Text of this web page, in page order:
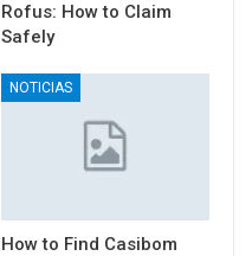
Rofus: How to Claim
Safely
NOTICIAS
How to Find Casibom